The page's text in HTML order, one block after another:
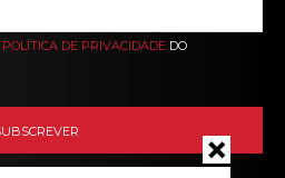
POLÍTICA DE PRIVACIDADE DO